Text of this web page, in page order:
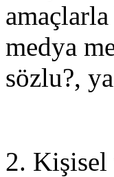
medya
sözlu?,
2. Kişisel